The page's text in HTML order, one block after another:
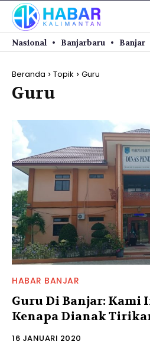
Nasional Banjarbaru Banjar
Beranda Topik Guru
Guru
HABAR BANJAR
Guru Di Banjar: Kami
Kenapa Dianak
16 JANUARI 2020